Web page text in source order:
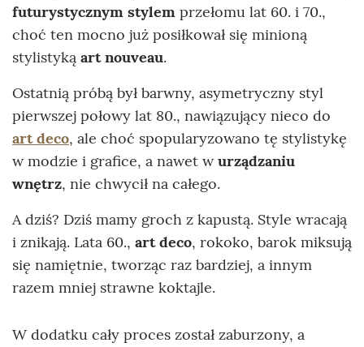
futurystycznym stylem przełomu lat 60. i 70.,
choć ten mocno już posiłkował się minioną
stylistyką art nouveau.
Ostatnią próbą był barwny, asymetryczny styl
pierwszej połowy lat 80., nawiązujący nieco do
art deco, ale choć spopularyzowano tę stylistykę
w modzie i grafice, a nawet wurządzaniu
wnętrz, nie chwycił na całego.
A dziś? Dziś mamy groch z kapustą. Style wracają
i znikają. Lata 60., art deco, rokoko, barok miksują
się namiętnie, tworząc raz bardziej, a innym
razem mniej strawne koktajle.
W dodatku cały proces został zaburzony, a